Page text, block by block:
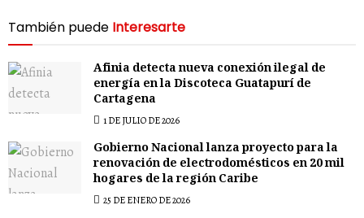
También puede Interesarte
Afinia detecta nueva conexión ilegal de
energía en la Discoteca Guatapurí de
Cartagena
1 DE JULIO DE 2026
Gobierno Nacional lanza proyecto para la
renovación de electrodomésticos en 20 mil
hogares de la región Caribe
25 DE ENERO DE 2026